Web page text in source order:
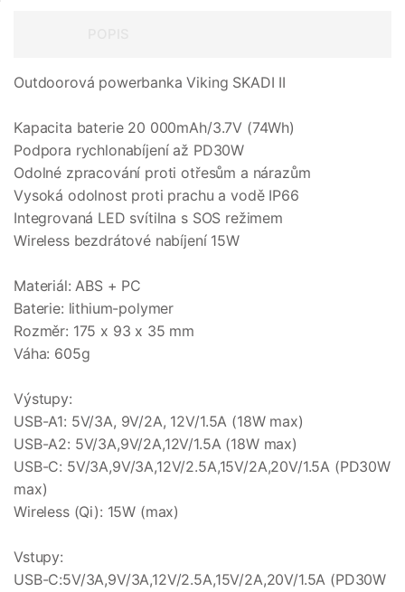
Outdoorová powerbanka Viking SKADI II
Kapacita baterie 20 000mAh/3.7V (74Wh)
Podpora rychlonabíjení až PD30W
Odolné zpracování proti otřesům a nárazům
Vysoká odolnost proti prachu a vodě IP66
Integrovaná LED svítilna s SOS režimem
Wireless bezdrátové nabíjení 15W
Materiál: ABS + PC
Baterie: lithium-polymer
Rozměr: 175 x 93 x 35 mm
Váha: 605g
Výstupy:
USB-A1: 5V/3A, 9V/2A, 12V/1.5A (18W max)
USB-A2: 5V/3A,9V/2A,12V/1.5A (18W max)
USB-C: 5V/3A,9V/3A,12V/2.5A,15V/2A,20V/1.5A (PD30W
max)
Wireless (Qi): 15W (max)
Vstupy:
USB-C:5V/3A,9V/3A,12V/2.5A,15V/2A,20V/1.5A (PD30W